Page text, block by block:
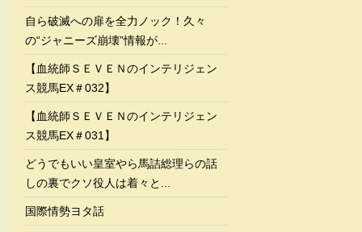
自ら破滅への扉を全力ノック！久々
の“ジャニーズ崩壊”情報が...
【血統師ＳＥＶＥＮのインテリジェン
ス競馬EX＃032】
【血統師ＳＥＶＥＮのインテリジェン
ス競馬EX＃031】
どうでもいい皇室やら馬詰総理らの話
しの裏でクソ役人は着々と...
国際情勢ヨタ話